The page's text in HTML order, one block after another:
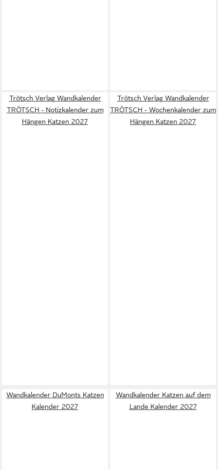
Trötsch Verlag Wandkalender
TRÖTSCH - Notizkalender zum
Hängen Katzen 2027
Trötsch Verlag Wandkalender
TRÖTSCH - Wochenkalender zum
Hängen Katzen 2027
Wandkalender DuMonts Katzen
Kalender 2027
Wandkalender Katzen auf dem
Lande Kalender 2027